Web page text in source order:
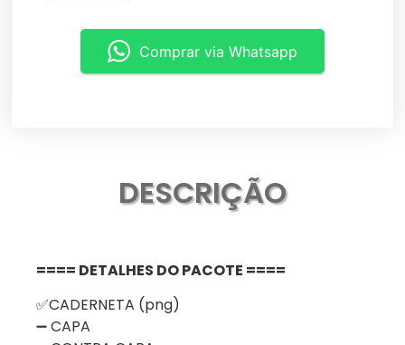
Comprar via Whatsapp
DESCRIÇÃO
==== DETALHES DO PACOTE ====
✅CADERNETA (png)
➖ CAPA